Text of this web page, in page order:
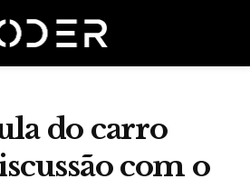
do carro
com o